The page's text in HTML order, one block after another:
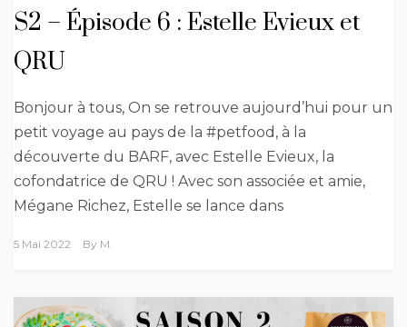
S2 – Épisode 6 : Estelle Evieux et
QRU
Bonjour à tous, On se retrouve aujourd’hui pour un
petit voyage au pays de la #petfood, à la
découverte du BARF, avec Estelle Evieux, la
cofondatrice de QRU ! Avec son associée et amie,
Mégane Richez, Estelle se lance dans
5 Mai 2022 By M.